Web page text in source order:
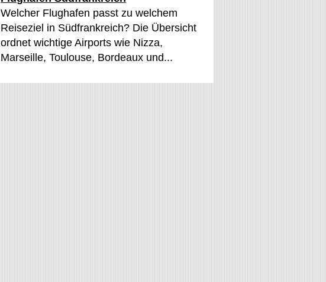
Welcher Flughafen passt zu welchem
Reiseziel in Südfrankreich? Die Übersicht
ordnet wichtige Airports wie Nizza,
Marseille, Toulouse, Bordeaux und...